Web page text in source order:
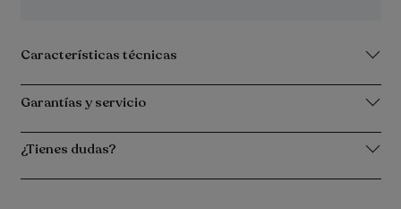
Características técnicas
Garantías y servicio
¿Tienes dudas?